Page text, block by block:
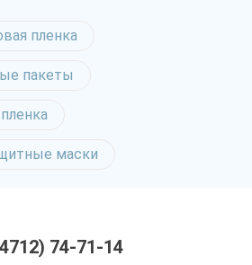
пленка
пакеты
маски
74-71-14